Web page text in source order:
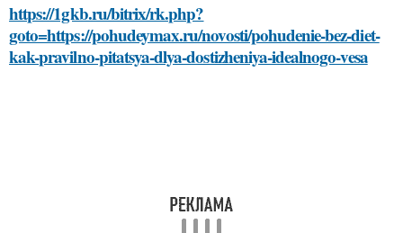
https://1gkb.ru/bitrix/rk.php?
goto=https://pohudeymax.ru/novosti/pohudenie-bez-diet-
kak-pravilno-pitatsya-dlya-dostizheniya-idealnogo-vesa